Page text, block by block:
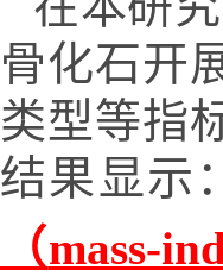
骨化石开
类型等指
结果显示
（mass-